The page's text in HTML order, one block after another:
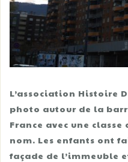
L’association Histoire
photo autour de la
France avec une classe
nom. Les enfants ont
façade de l’immeuble